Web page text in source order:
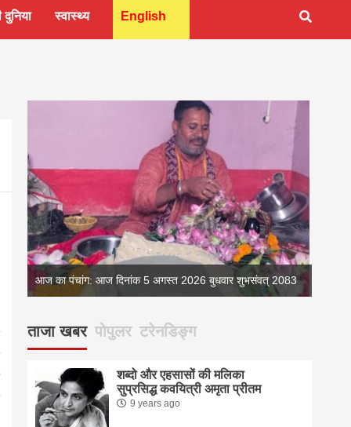
स्वास्थ्य English
आज का पंचांग: आज दिनांक 5 अगस्त 2026 बुधवार शुभसंवत् 2083
ताजा खबर पोपुलर टरेनडिङ्ग
शब्दो और एहसासों की मलिका
सुप्रसिद्ध कवयित्री अमृता प्रीतम
9 years ago